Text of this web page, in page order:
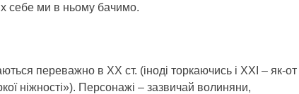
себе ми в ньому бачимо.
переважно в ХХ ст. (іноді торкаючись і ХХІ – як-от
ніжності»). Персонажі – зазвичай волиняни,